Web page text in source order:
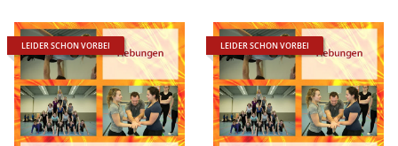
LEIDER SCHON VORBEI LEIDER SCHON VORBEI